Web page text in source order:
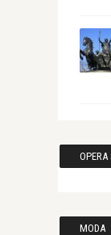
OPERA
MODA